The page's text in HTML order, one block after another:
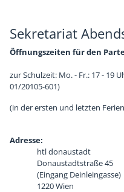
Sekretariat
Öffnungszeiten für den
zur Schulzeit: Mo. - Fr.: 17 - 19
01/20105-601)
(in der ersten und letzten
Adresse:
htl donaustadt
Donaustadtstraße 45
(Eingang Deinleingasse)
1220 Wien